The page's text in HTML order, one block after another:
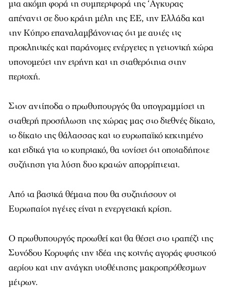
μια ακόμη φορά τη συμπεριφορά της ‘Αγκυρας
απέναντι σε δυο κράτη μέλη της ΕΕ, την Ελλάδα και
την Κύπρο επαναλαμβάνοντας ότι με αυτές τις
προκλητικές και παράνομες ενέργειες η γειτονική χώρα
υπονομεύει την ειρήνη και τη σταθερότητα στην
περιοχή.
Στον αντίποδα ο πρωθυπουργός θα υπογραμμίσει τη
σταθερή προσήλωση της χώρας μας στο διεθνές δίκαιο,
το δίκαιο της θάλασσας και το ευρωπαϊκό κεκτημένο
και ειδικά για το κυπριακό, θα τονίσει ότι οποιαδήποτε
συζήτηση για λύση δυο κρατών απορρίπτεται.
Από τα βασικά θέματα που θα συζητήσουν οι
Ευρωπαίοι ηγέτες είναι η ενεργειακή κρίση.
Ο πρωθυπουργός προωθεί και θα θέσει στο τραπέζι της
Συνόδου Κορυφής την ιδέα της κοινής αγοράς φυσικού
αερίου και την ανάγκη υιοθέτησης μακροπρόθεσμων
μέτρων.